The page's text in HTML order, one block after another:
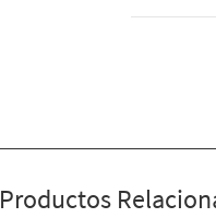
cremosa,
Probado
Productos